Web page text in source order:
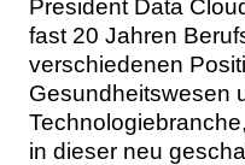
President Data
fast 20 Jahren
verschiedenen
Gesundheitswesen
in dieser neu